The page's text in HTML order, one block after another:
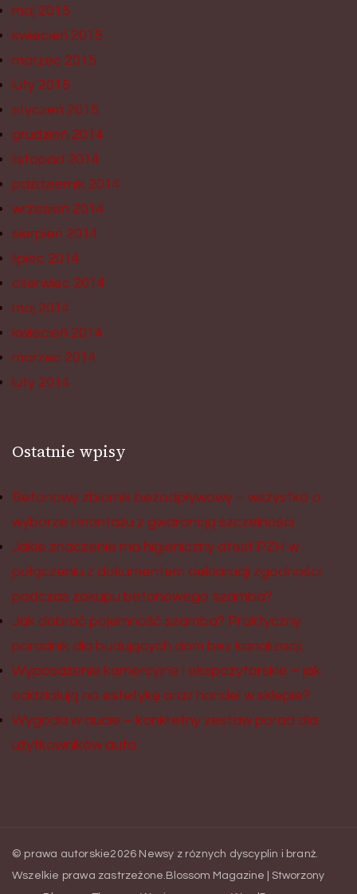
maj 2015
kwiecień 2015
marzec 2015
luty 2015
styczeń 2015
grudzień 2014
listopad 2014
październik 2014
wrzesień 2014
sierpień 2014
lipiec 2014
czerwiec 2014
maj 2014
kwiecień 2014
marzec 2014
luty 2014
Ostatnie wpisy
Betonowy zbiornik bezodpływowy – wszystko o
wyborze i montażu z gwarancją szczelności
Jakie znaczenie ma higieniczny atest PZH w
połączeniu z dokumentem deklaracji zgodności
podczas zakupu betonowego szamba?
Jak dobrać pojemność szamba? Praktyczny
poradnik dla budujących dom bez kanalizacji.
Wyposażenie komercyjne i ekspozytorskie – jak
oddziałują na estetykę oraz handel w sklepie?
Wygoda w aucie – konkretny zestaw porad dla
użytkowników auta
© prawa autorskie2026 Newsy z róznych dyscyplin i branż
Wszelkie prawa zastrzeżone. Blossom Magazine | Stworzony